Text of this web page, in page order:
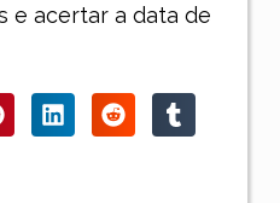
e acertar a data de